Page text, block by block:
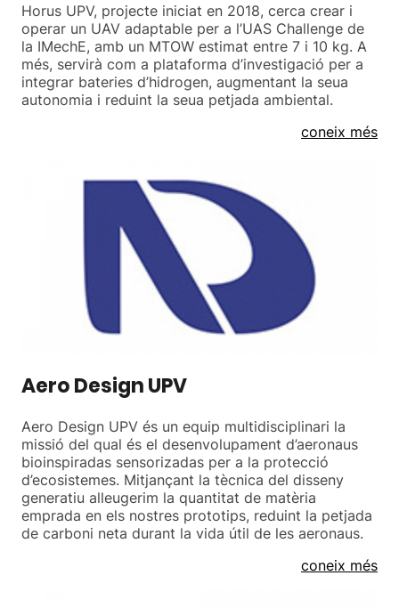
Horus UPV, projecte iniciat en 2018, cerca crear i
operar un UAV adaptable per a l’UAS Challenge de
la IMechE, amb un MTOW estimat entre 7 i 10 kg. A
més, servirà com a plataforma d’investigació per a
integrar bateries d’hidrogen, augmentant la seua
autonomia i reduint la seua petjada ambiental.
coneix més
Aero Design UPV
Aero Design UPV és un equip multidisciplinari la
missió del qual és el desenvolupament d’aeronaus
bioinspiradas sensorizadas per a la protecció
d’ecosistemes. Mitjançant la tècnica del disseny
generatiu alleugerim la quantitat de matèria
emprada en els nostres prototips, reduint la petjada
de carboni neta durant la vida útil de les aeronaus.
coneix més